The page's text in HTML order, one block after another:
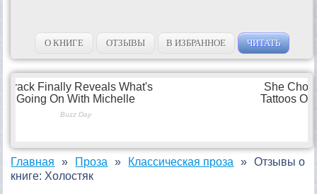
О КНИГЕ ОТЗЫВЫ В ИЗБРАННОЕ ЧИТАТЬ
Главная Проза Классическая проза
Отзывы о
книге: Холостяк